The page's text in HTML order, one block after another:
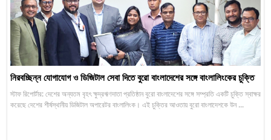
নিরবচ্ছিন্ন যোগাযোগ ও ডিজিটাল সেবা দিতে বুরো বাংলাদেশের সঙ্গে বাংলালিংকের চুক্তি
স্টাফ রিপোর্টার: দেশের অন্যতম বৃহৎ ক্ষুদ্রঋণদাতা প্রতিষ্ঠান বুরো বাংলাদেশের সঙ্গে সম্প্রতি একটি চুক্তি স্বাক্ষর
করেছে দেশের শীর্ষস্থানীয় ডিজিটাল অপারেটর বাংলালিংক। এই চুক্তির আওতায় বুরো বাংলাদেশকে উন ...